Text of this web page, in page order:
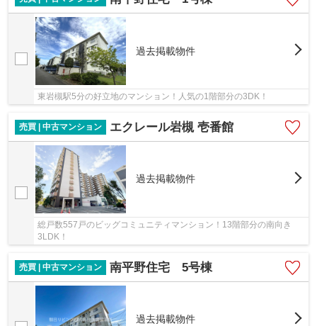
過去掲載物件
東岩槻駅5分の好立地のマンション！人気の1階部分の3DK！
売買 | 中古マンション エクレール岩槻 壱番館
過去掲載物件
総戸数557戸のビッグコミュニティマンション！13階部分の南向き
3LDK！
売買 | 中古マンション 南平野住宅 5号棟
過去掲載物件